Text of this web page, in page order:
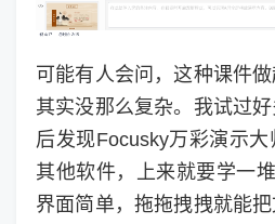
可能有人会问，这种课件做
其实没那么复杂。我试过
后发现Focusky万彩演示
其他软件，上来就要学一
界面简单，拖拖拽拽就能